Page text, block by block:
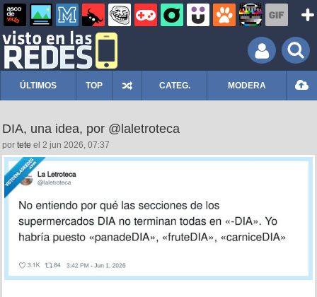
ÚLTIMOS TOP CATEG. MODERA
DIA, una idea, por @laletroteca
por tete el 2 jun 2026, 07:37